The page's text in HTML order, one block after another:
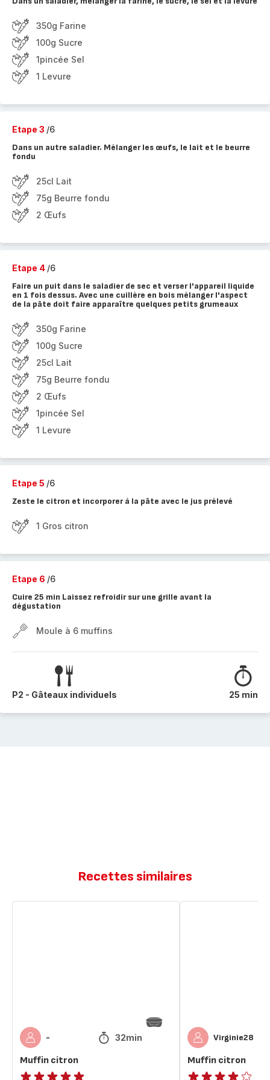
350g Farine
100g Sucre
1pincée Sel
1 Levure
Etape 3 /6
Dans un autre saladier. Mélanger les œufs, le lait et le beurre
fondu
25cl Lait
75g Beurre fondu
2 Œufs
Etape 4 /6
Faire un puit dans le saladier de sec et verser l'appareil liquide
en 1 fois dessus. Avec une cuillère en bois mélanger l'aspect
de la pâte doit faire apparaître quelques petits grumeaux
350g Farine
100g Sucre
25cl Lait
75g Beurre fondu
2 Œufs
1pincée Sel
1 Levure
Etape 5 /6
Zeste le citron et incorporer à la pâte avec le jus prélevé
1 Gros citron
Etape 6 /6
Cuire 25 min Laissez refroidir sur une grille avant la
dégustation
Moule à 6 muffins
P2 - Gâteaux individuels 25 min
Recettes similaires
- 32min
Muffin citron
Virginie28
Muffin citron